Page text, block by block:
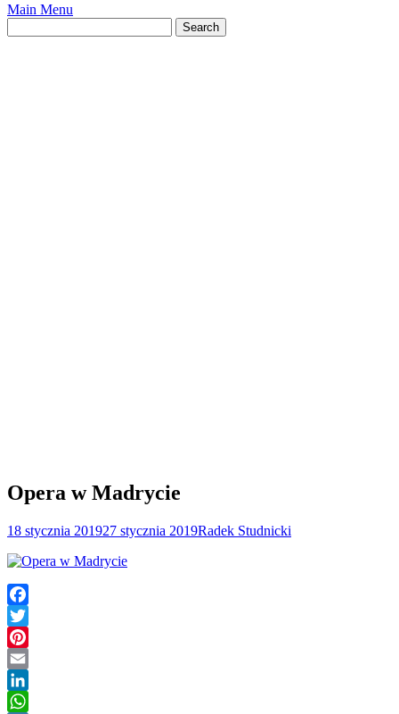
Main Menu
Opera w Madrycie
18 stycznia 201927 stycznia 2019Radek Studnicki
Facebook
Twitter
Pinterest
Email
LinkedIn